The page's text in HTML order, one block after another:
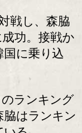
ソウル・
ックスバ
ドクノ